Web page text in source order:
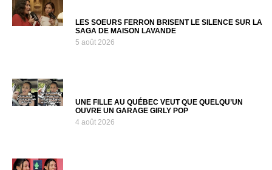
LES SOEURS FERRON BRISENT LE SILENCE SUR LA
SAGA DE MAISON LAVANDE
5 août 2026
UNE FILLE AU QUÉBEC VEUT QUE QUELQU’UN
OUVRE UN GARAGE GIRLY POP
4 août 2026